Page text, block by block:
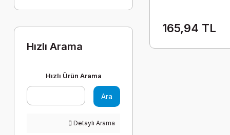
Hızlı Arama
Hızlı Ürün Arama
Ara
Detaylı Arama
165,94 TL